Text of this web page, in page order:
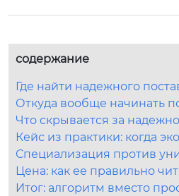
содержание
Где найти надежного
Откуда вообще начинать
Что скрывается за
Кейс из практики: когда
Специализация против
Цена: как ее правильно
Итог: алгоритм вместо